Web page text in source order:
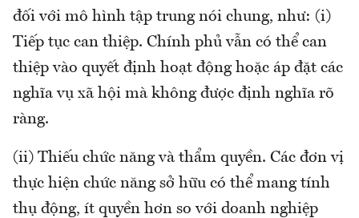
đối với mô hình tập trung nói chung, như: (i)
Tiếp tục can thiệp. Chính phủ vẫn có thể can
thiệp vào quyết định hoạt động hoặc áp đặt các
nghĩa vụ xã hội mà không được định nghĩa rõ
ràng.
(ii) Thiếu chức năng và thẩm quyền. Các đơn vị
thực hiện chức năng sở hữu có thể mang tính
thụ động, ít quyền hơn so với doanh nghiệp